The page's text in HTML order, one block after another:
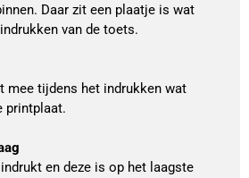
Daar zit een plaatje is wat
van de toets.
mee tijdens het indrukken wat
printplaat.
en deze is op het laagste